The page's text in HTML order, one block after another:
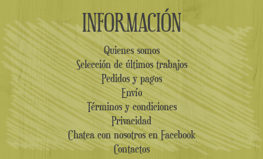
INFORMACIÓN
Quienes somos
Selección de últimos trabajos
Pedidos y pagos
Envío
Términos y condiciones
Privacidad
Chatea con nosotros en Facebook
Contactos